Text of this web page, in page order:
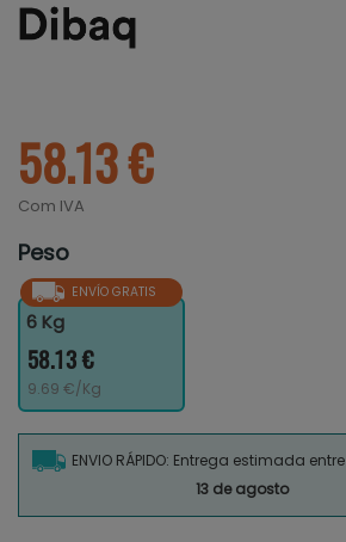
58.13 €
Com IVA
Peso
ENVÍO GRATIS
6 Kg
58.13 €
9.69 €/Kg
ENVIO RÁPIDO: Entrega estimada entre
13 de agosto